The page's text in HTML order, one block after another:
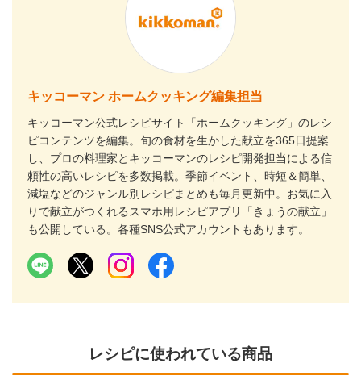
キッコーマン ホームクッキング編集担当
キッコーマン公式レシピサイト「ホームクッキング」のレシ
ピコンテンツを編集。旬の食材を生かした献立を365日提案
し、プロの料理家とキッコーマンのレシピ開発担当による信
頼性の高いレシピを多数掲載。季節イベント、時短＆簡単、
減塩などのジャンル別レシピまとめも毎月更新中。お気に入
りで献立がつくれるスマホ用レシピアプリ「きょうの献立」
も公開している。各種SNS公式アカウントもあります。
レシピに使われている商品